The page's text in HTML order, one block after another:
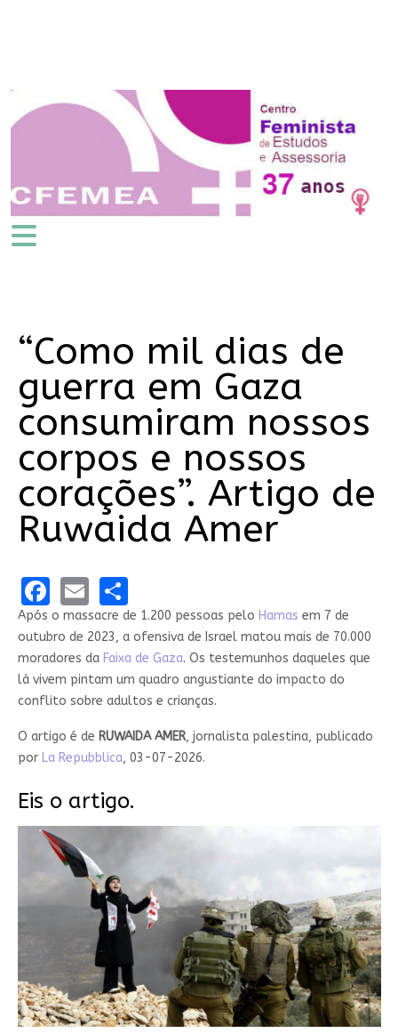
“Como mil dias de
guerra em Gaza
consumiram nossos
corpos e nossos
corações”. Artigo de
Ruwaida Amer
Facebook
EmailShare
Após o massacre de 1.200 pessoas pelo Hamas em 7 de
outubro de 2023, a ofensiva de Israel matou mais de 70.000
moradores da Faixa de Gaza. Os testemunhos daqueles que
lá vivem pintam um quadro angustiante do impacto do
conflito sobre adultos e crianças.
O artigo é de RUWAIDA AMER, jornalista palestina, publicado
por La Repubblica, 03-07-2026.
Eis o artigo.